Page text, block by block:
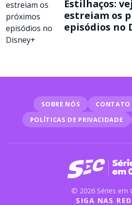
Estilhaços:
estreiam os
episódios no
SOBRE NÓS CONTATO
POLÍTICAS DE PRIVACIDADE
© 2026 Séries em
SIGA NAS